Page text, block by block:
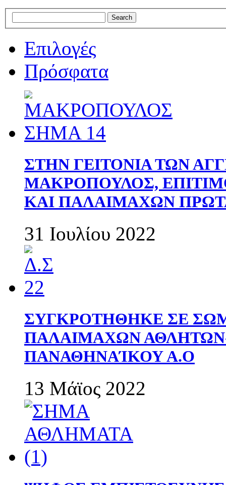
Επιλογές
Πρόσφατα
ΣΤΗΝ ΓΕΙΤΟΝΙΑ ΤΩΝ
ΜΑΚΡΟΠΟΥΛΟΣ,
ΚΑΙ ΠΑΛΑΙΜΑΧΩΝ
31 Ιουλίου 2022
ΣΥΓΚΡΟΤΗΘΗΚΕ ΣΕ
ΠΑΛΑΙΜΑΧΩΝ
ΠΑΝΑΘΗΝΑΊΚΟΥ Α.Ο
13 Μάϊος 2022